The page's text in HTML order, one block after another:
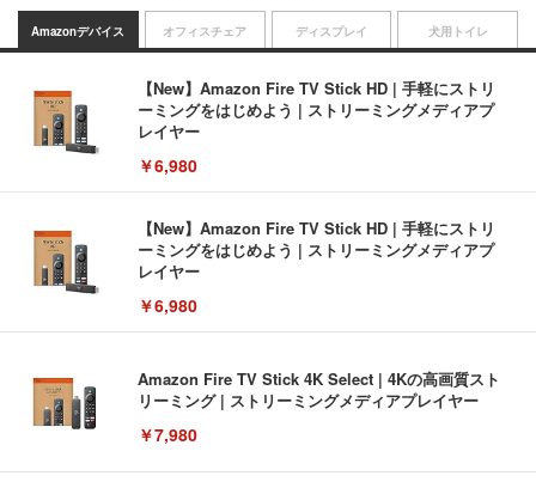
Amazonデバイス
【New】Amazon Fire TV Stick HD | 手軽にストリ
ーミングをはじめよう | ストリーミングメディアプ
レイヤー
￥6,980
【New】Amazon Fire TV Stick HD | 手軽にストリ
ーミングをはじめよう | ストリーミングメディアプ
レイヤー
￥6,980
Amazon Fire TV Stick 4K Select | 4Kの高画質スト
リーミング | ストリーミングメディアプレイヤー
￥7,980
オフィスチェア ディスプレイ 犬用トイレ